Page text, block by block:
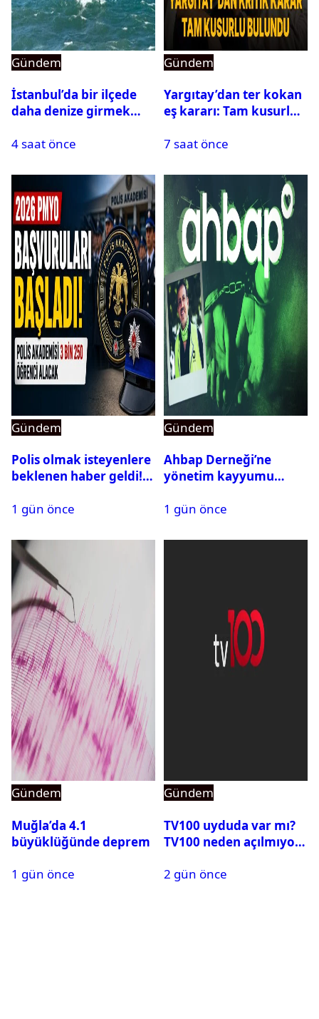
Gündem
İstanbul’da bir ilçede
daha denize girmek
4 saat önce
Gündem
Yargıtay’dan ter kokan
eş kararı: Tam kusurlu
7 saat önce
Gündem
Polis olmak isteyenlere
beklenen haber geldi!
1 gün önce
Gündem
Ahbap Derneği’ne
yönetim kayyumu
açıldı
1 gün önce
Gündem
Muğla’da 4.1
büyüklüğünde deprem
1 gün önce
Gündem
TV100 uyduda var mı?
TV100 neden açılmıyor?
2 gün önce